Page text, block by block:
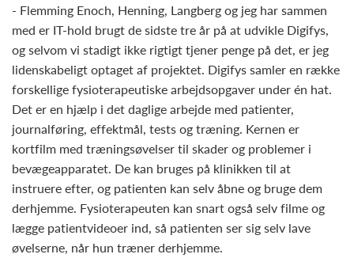
- Flemming Enoch, Henning, Langberg og jeg har sammen
med er IT-hold brugt de sidste tre år på at udvikle Digifys,
og selvom vi stadigt ikke rigtigt tjener penge på det, er jeg
lidenskabeligt optaget af projektet. Digifys samler en række
forskellige fysioterapeutiske arbejdsopgaver under én hat.
Det er en hjælp i det daglige arbejde med patienter,
journalføring, effektmål, tests og træning. Kernen er
kortfilm med træningsøvelser til skader og problemer i
bevægeapparatet. De kan bruges på klinikken til at
instruere efter, og patienten kan selv åbne og bruge dem
derhjemme. Fysioterapeuten kan snart også selv filme og
lægge patientvideoer ind, så patienten ser sig selv lave
øvelserne, når hun træner derhjemme.